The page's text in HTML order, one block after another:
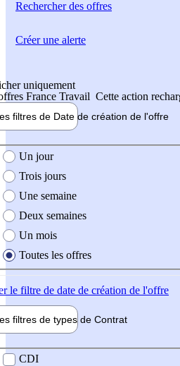
Rechercherdes offres
uniquement
France Travail Cette action
filtres de Date de création de l'offre
création de l'offre
Un jour
Trois jours
Une semaine
Deux semaines
Un mois
Toutes les offres
le filtre de date de création de l'offre
filtres de types de Contrat
contrat
CDI
Créer une alerte